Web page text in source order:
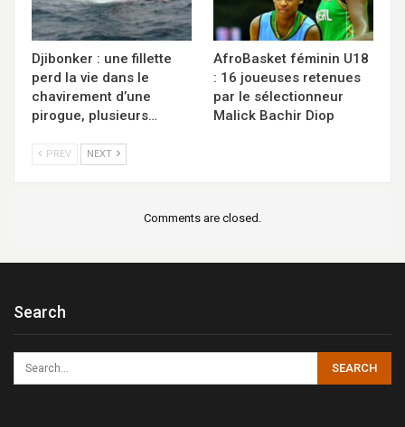
Djibonker : une fillette
perd la vie dans le
chavirement d’une
pirogue, plusieurs…
AfroBasket féminin U18
: 16 joueuses retenues
par le sélectionneur
Malick Bachir Diop
PREV NEXT
Comments are closed.
Search